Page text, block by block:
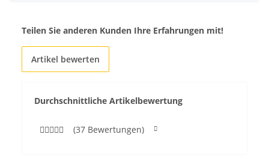
Durchschnittliche Artikelbewertung
(37 Bewertungen)
Teilen Sie anderen Kunden Ihre Erfahrungen mit!
Artikel bewerten